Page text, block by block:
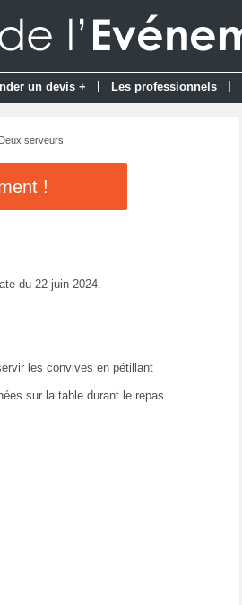
un devis + Les professionnels
serveurs
!
du 22 juin 2024.
les convives en pétillant
sur la table durant le repas.